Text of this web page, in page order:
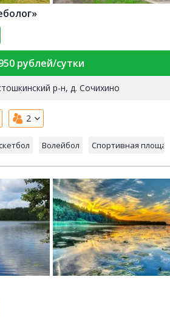
рублей/сутки
р-н, д. Сочихино
2
Волейбол Спортивная